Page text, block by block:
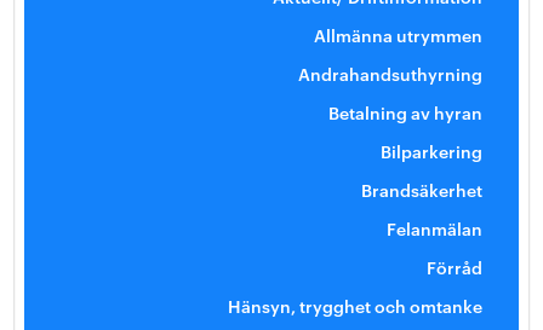
Allmänna utrymmen
Andrahandsuthyrning
Betalning av hyran
Bilparkering
Brandsäkerhet
Felanmälan
Förråd
Hänsyn, trygghet och omtanke